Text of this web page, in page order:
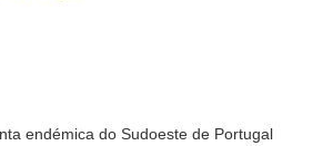
endémica do Sudoeste de Portugal